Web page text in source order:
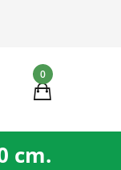
0
cm.